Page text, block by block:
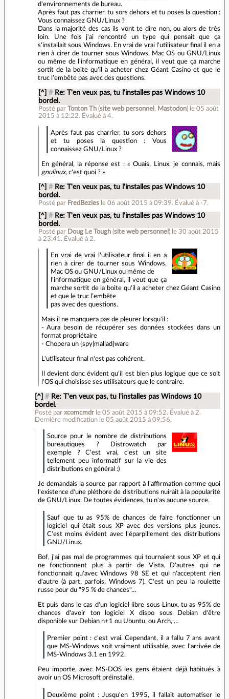
d'environnements de bureau.
Après faut pas charrier, tu sors dehors et tu poses la question :
Vous connaissez GNU/Linux ?
Dans la majorité des cas ils vont te dire non, ou alors de très
loin. Une fois j'ai rencontré un type qui pensait que ça
s'installait sous Windows. En vrai de vrai l'utilisateur final il en a
rien à cirer de tourner sous Windows, Mac OS ou GNU/Linux
ou même de l'informatique en général, il veut que ça marche
sortit de la boite qu'il a acheter chez Géant Casino et que le
truc l’embête pas avec des questions.
[^] # Re: T'en veux pas, tu l'installes pas Windows 10
bordel.
Posté par Tonton Th(site web personnel , Mastodon) le 05 août
2015 à 12:22. Évalué à 4.
Après faut pas charrier, tu sors dehors
et tu poses la question : Vous
connaissez GNU/Linux ?
En général, la réponse est : « Ouais, Linux, je connais, mais
gnulinux, c'est quoi ? »
[^] # Re: T'en veux pas, tu l'installes pas Windows 10
bordel.
Posté par FredBezies le 06 août 2015 à 09:39. Évalué à -7.
[^] # Re: T'en veux pas, tu l'installes pas Windows 10
bordel.
Posté par Doug Le Tough(site web personnel ) le 30 août 2015
à 23:41 . Évalué à 2.
En vrai de vrai l'utilisateur final il en a
rien à cirer de tourner sous Windows,
Mac OS ou GNU/Linux ou même de
l'informatique en général, il veut que ça
marche sortit de la boite qu'il a acheter chez Géant Casino
et que le truc l’embête
pas avec des questions.
Mais il ne manquera pas de pleurer lorsqu'il :
- Aura besoin de récupérer ses données stockées dans un
format propriétaire
- Chopera un {spy|mal|ad}ware
L'utilisateur final n'est pas cohérent.
Il devient donc évident qu'il est bien plus logique que ce soit
l'OS qui choisisse ses utilisateurs que le contraire.
[^] # Re: T'en veux pas, tu l'installes pas Windows 10
bordel.
Posté parxcomcmdr le 05 août 2015 à 09:52. Évalué à 2.
Dernière modification le 05 août 2015 à 09:56.
Source pour le nombre de distributions
bureautiques ? Distrowatch par
exemple ? C'est vrai, c'est un site
tellement peu informatif sur la vie des
distributions en général :)
Je demandais la source par rapport à l'affirmation comme quoi
l'existence d'une pléthore de distributions nuirait à la popularité
de GNU/Linux. De toutes évidences, tu n'as aucune source.
Sauf que tu as 95% de chances de faire fonctionner un
logiciel qui était sous XP avec des versions plus jeunes.
C'est moins évident avec l'éparpillement des distributions
GNU/Linux.
Bof, j'ai pas mal de programmes qui tournaient sous XP et qui
ne fonctionnent plus à partir de Vista. D'autres qui ne
fonctionnait qu'avec Windows 98 SE et qui n'acceptent rien
d'autre (à part, parfois, Windows 7). C'est un peu la roulette
russe pour du "95 % de chances"…
Et puis dans le cas d'un logiciel libre sous Linux, tu as 95% de
chances d'avoir ton logiciel X dispo sous Debian d'être
disponible sur Debian n+1 ou Ubuntu, ou Arch, …
Premier point : c'est vrai. Cependant, il a fallu 7 ans avant
que MS-Windows soit vraiment utilisable, avec l'arrivée de
MS-Windows 3.1 en 1992.
Peu importe, avec MS-DOS les gens étaient déjà habitués à
avoir un OS Microsoft préinstallé.
Deuxième point : Jusqu'en 1995, il fallait automatiser le